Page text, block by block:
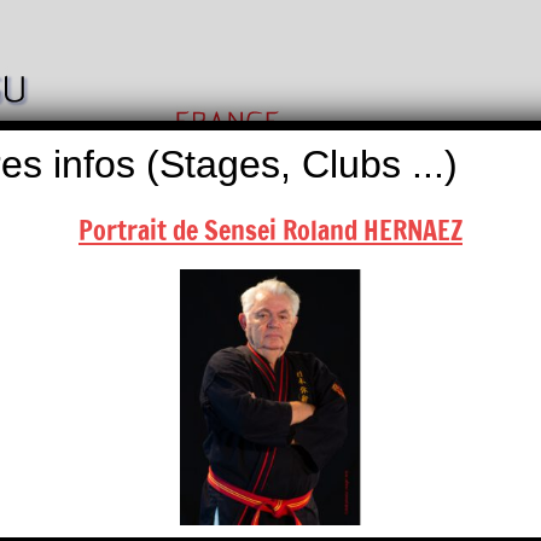
Nihon
Taï
Jitsu
Self
Défense
BOUTIQUES NOUS CONTACTER
contactez-nous …
infos (Stages, Clubs ...)
Portrait de Sensei Roland HERNAEZ